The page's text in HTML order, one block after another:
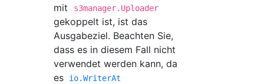
mit
s3manager.Uploader
gekoppelt ist, ist das
Ausgabeziel. Beachten Sie,
dass es in diesem Fall nicht
verwendet werden kann, da
es
io.WriterAt